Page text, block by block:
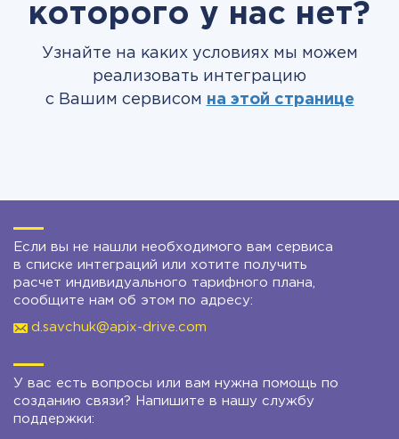
которого у нас нет?
Узнайте на каких условиях мы можем
реализовать интеграцию
с Вашим сервисом на этой странице
Если вы не нашли необходимого вам сервиса
в списке интеграций или хотите получить
расчет индивидуального тарифного плана,
сообщите нам об этом по адресу:
d.savchuk@apix-drive.com
У вас есть вопросы или вам нужна помощь по
созданию связи? Напишите в нашу службу
поддержки: